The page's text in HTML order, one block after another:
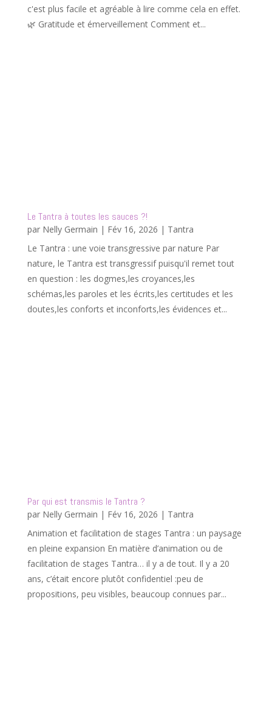
c'est plus facile et agréable à lire comme cela en effet.
🌿 Gratitude et émerveillement Comment et...
Le Tantra à toutes les sauces ?!
par Nelly Germain | Fév 16, 2026 | Tantra
Le Tantra : une voie transgressive par nature Par
nature, le Tantra est transgressif puisqu'il remet tout
en question : les dogmes,les croyances,les
schémas,les paroles et les écrits,les certitudes et les
doutes,les conforts et inconforts,les évidences et...
Par qui est transmis le Tantra ?
par Nelly Germain | Fév 16, 2026 | Tantra
Animation et facilitation de stages Tantra : un paysage
en pleine expansion En matière d’animation ou de
facilitation de stages Tantra… il y a de tout. Il y a 20
ans, c’était encore plutôt confidentiel :peu de
propositions, peu visibles, beaucoup connues par...